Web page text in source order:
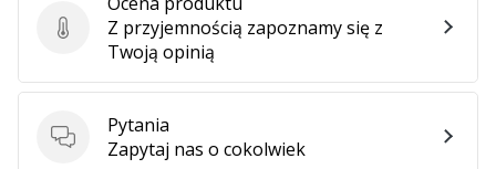
wszystkie
artykuły
Ocena produktu
Z przyjemnością zapoznamy się z
Twoją opinią
Pytania
Pytania
Zapytaj nas o cokolwiek